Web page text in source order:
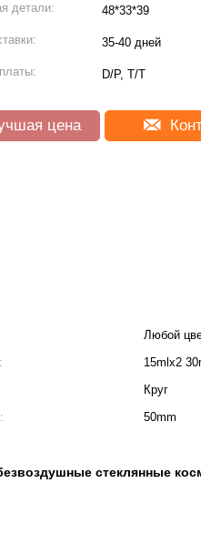
детали: 48*33*39
35-40 дней
D/P, T/T
цена
Любой
15mlx2
Круг
50mm
стеклянные